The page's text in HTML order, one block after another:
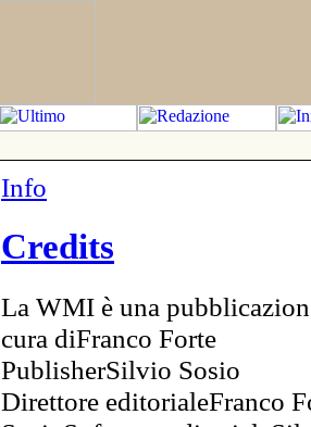
Info
Credits
La WMI è una
cura diFranco Forte
PublisherSilvio Sosio
Direttore editorialeFranco